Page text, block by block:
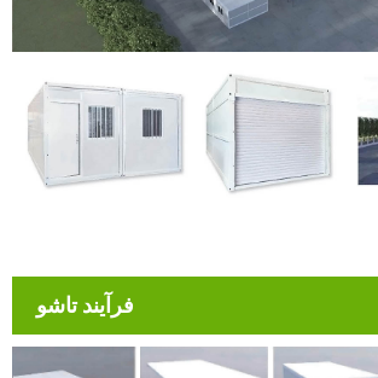
فرآیند تاشو